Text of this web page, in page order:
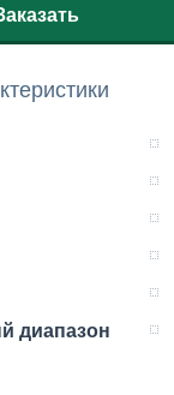
диапазон